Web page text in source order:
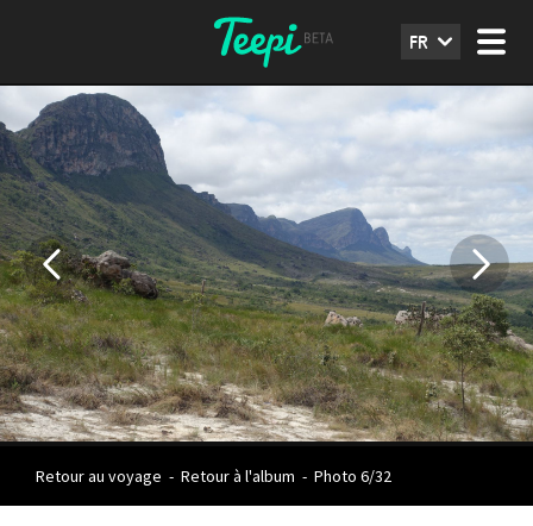
FR
Retour au voyage - Retour à l'album - Photo 6/32